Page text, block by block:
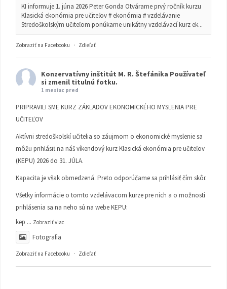
KI informuje 1. júna 2026 Peter Gonda Otvárame prvý ročník kurzu
Klasická ekonómia pre učiteľov # ekonómia # vzdelávanie
Stredoškolským učiteľom ponúkame unikátny vzdelávací kurz ek...
Zobraziť na Facebooku · Zdieľať
Konzervatívny inštitút M. R. Štefánika Používateľ
si zmenil titulnú fotku.
1 mesiac pred
PRIPRAVILI SME KURZ ZÁKLADOV EKONOMICKÉHO MYSLENIA PRE
UČITEĽOV
Aktívni stredoškolskí učitelia so záujmom o ekonomické myslenie sa
môžu prihlásiť na náš víkendový kurz Klasická ekonómia pre učiteľov
(KEPU) 2026 do 31. JÚLA.
Kapacita je však obmedzená. Preto odporúčame sa prihlásiť čím skôr.
Všetky informácie o tomto vzdelávacom kurze pre nich a o možnosti
prihlásenia sa na neho sú na webe KEPU:
kep ... Zobraziť viac
Fotografia
Zobraziť na Facebooku · Zdieľať